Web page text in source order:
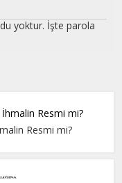
yoktur. İşte parola
Resmi mi?